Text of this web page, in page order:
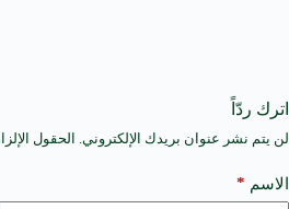
اترك ردّاً
لن يتم نشر عنوان بريدك الإلكتروني. الحقول
الاسم *
A
t
e